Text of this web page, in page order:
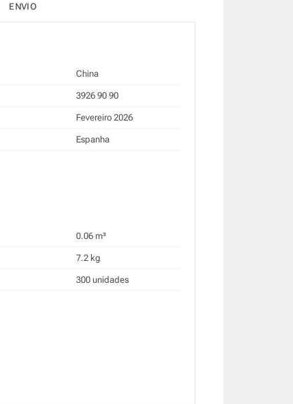
ENVIO
China
3926 90 90
Fevereiro 2026
Espanha
0.06 m³
7.2 kg
300 unidades